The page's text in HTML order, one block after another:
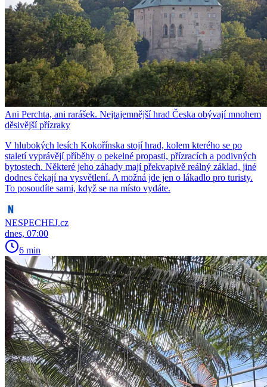
Ani Perchta, ani rarášek. Nejtajemnější hrad Česka obývají mnohem
děsivější přízraky
V hlubokých lesích Kokořínska stojí hrad, kolem kterého se po
staletí vyprávějí příběhy o pekelné propasti, přízracích a podivných
bytostech. Některé jeho záhady mají překvapivě reálný základ, jiné
dodnes čekají na vysvětlení. A možná jde jen o lákadlo pro turisty.
To posoudíte sami, když se na místo vydáte.
NESPECHEJ.cz
dnes, 07:00
6 min